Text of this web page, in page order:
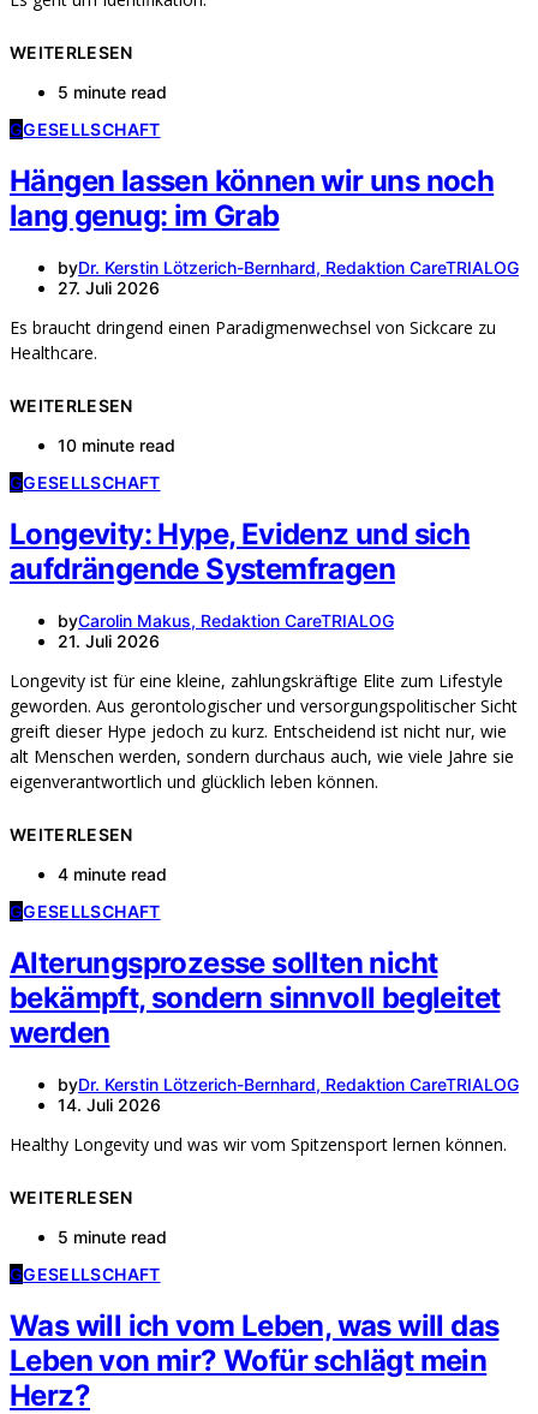
WEITERLESEN
5 minute read
GGESELLSCHAFT
Hängen lassen können wir uns noch
lang genug: im Grab
byDr. Kerstin Lötzerich-Bernhard, Redaktion CareTRIALOG
27. Juli 2026
Es braucht dringend einen Paradigmenwechsel von Sickcare zu
Healthcare.
WEITERLESEN
10 minute read
GGESELLSCHAFT
Longevity: Hype, Evidenz und sich
aufdrängende Systemfragen
byCarolin Makus, Redaktion CareTRIALOG
21. Juli 2026
Longevity ist für eine kleine, zahlungskräftige Elite zum Lifestyle
geworden. Aus gerontologischer und versorgungspolitischer Sicht
greift dieser Hype jedoch zu kurz. Entscheidend ist nicht nur, wie
alt Menschen werden, sondern durchaus auch, wie viele Jahre sie
eigenverantwortlich und glücklich leben können.
WEITERLESEN
4 minute read
GGESELLSCHAFT
Alterungsprozesse sollten nicht
bekämpft, sondern sinnvoll begleitet
werden
byDr. Kerstin Lötzerich-Bernhard, Redaktion CareTRIALOG
14. Juli 2026
Healthy Longevity und was wir vom Spitzensport lernen können.
WEITERLESEN
5 minute read
GGESELLSCHAFT
Was will ich vom Leben, was will das
Leben von mir? Wofür schlägt mein
Herz?